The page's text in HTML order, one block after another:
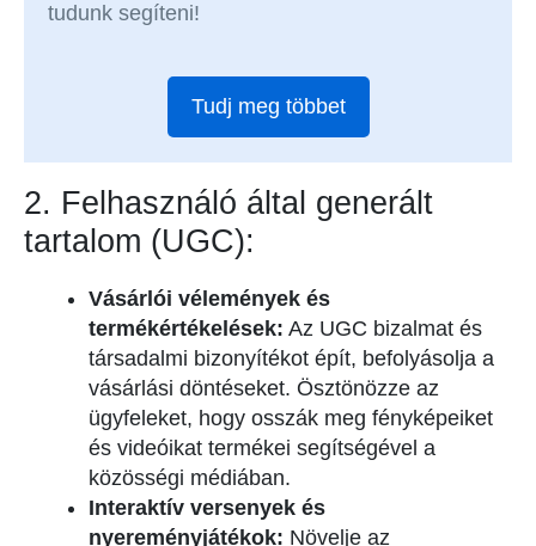
tudunk segíteni!
Tudj meg többet
2. Felhasználó által generált
tartalom (UGC):
Vásárlói vélemények és
termékértékelések: Az UGC bizalmat és
társadalmi bizonyítékot épít, befolyásolja a
vásárlási döntéseket. Ösztönözze az
ügyfeleket, hogy osszák meg fényképeiket
és videóikat termékei segítségével a
közösségi médiában.
Interaktív versenyek és
nyereményjátékok: Növelje az